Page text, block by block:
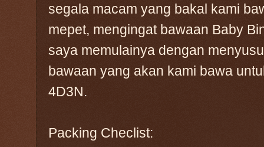
segala macam yang bakal kami
mepet, mengingat bawaan Baby
saya memulainya dengan
bawaan yang akan kami bawa
4D3N.
Packing Checlist: